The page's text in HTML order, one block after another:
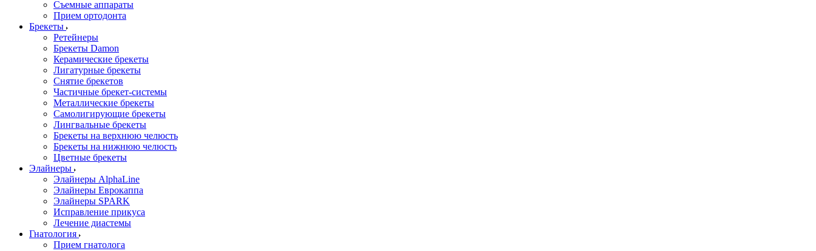
Съемные аппараты
Прием ортодонта
Брекеты
Ретейнеры
Брекеты Damon
Керамические брекеты
Лигатурные брекеты
Снятие брекетов
Частичные брекет-системы
Металлические брекеты
Самолигирующие брекеты
Лингвальные брекеты
Брекеты на верхнюю челюсть
Брекеты на нижнюю челюсть
Цветные брекеты
Элайнеры
Элайнеры AlphaLine
Элайнеры Еврокаппа
Элайнеры SPARK
Исправление прикуса
Лечение диастемы
Гнатология
Прием гнатолога